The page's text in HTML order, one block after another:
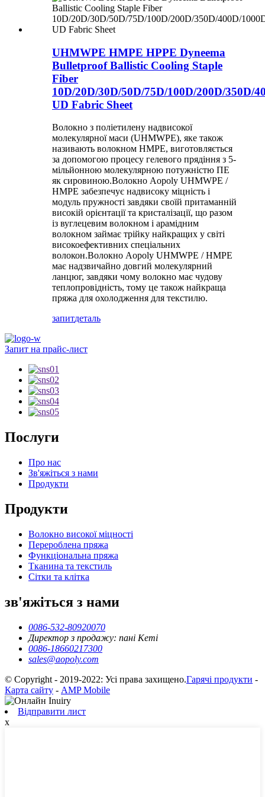
UHMWPE HMPE HPPE Dyneema
Bulletproof Ballistic Cooling Staple
Fiber
10D/20D/30D/50D/75D/100D/200D/350D/
UD Fabric Sheet
Волокно з поліетилену надвисокої
молекулярної маси (UHMWPE), яке також
називають волокном HMPE, виготовляється
за допомогою процесу гелевого прядіння з 5-
мільйонною молекулярною потужністю ПЕ
як сировиною.Волокно Aopoly UHMWPE /
HMPE забезпечує надвисоку міцність і
модуль пружності завдяки своїй притаманній
високій орієнтації та кристалізації, що разом
із вуглецевим волокном і арамідним
волокном займає трійку найкращих у світі
високоефективних спеціальних
волокон.Волокно Aopoly UHMWPE / HMPE
має надзвичайно довгий молекулярний
ланцюг, завдяки чому волокно має чудову
теплопровідність, тому це також найкраща
пряжа для охолодження для текстилю.
запитдеталь
Запит на прайс-лист
Послуги
Про нас
Зв'яжіться з нами
Продукти
Продукти
Волокно високої міцності
Перероблена пряжа
Функціональна пряжа
Тканина та текстиль
Сітки та клітка
зв'яжіться з нами
0086-532-80920070
Директор з продажу: пані Кеті
0086-18660217300
sales@aopoly.com
© Copyright - 2019-2022: Усі права захищено.Гарячі продукти -
Карта сайту - AMP Mobile
Відправити лист
x